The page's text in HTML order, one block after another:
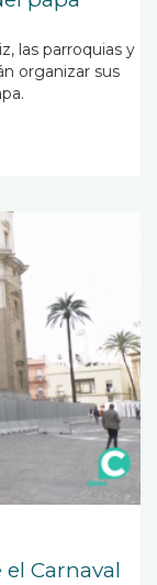
las parroquias y
organizar sus
Carnaval